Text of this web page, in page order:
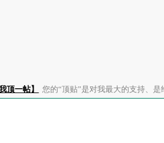
顶一帖】 您的“顶贴”是对我最大的支持、